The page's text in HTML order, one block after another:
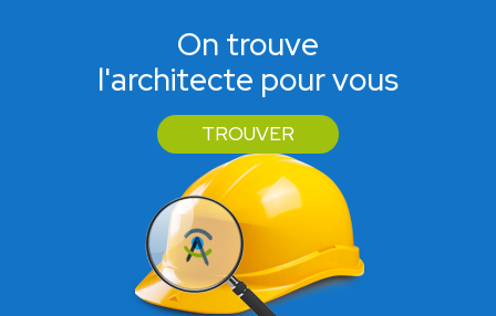
On trouve
l'architecte pour vous
TROUVER